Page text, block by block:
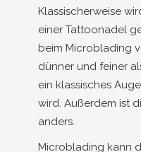
Klassischerweise
einer Tattoonadel
beim Microblading
dünner und feiner
ein klassisches
wird. Außerdem ist
anders.
Microblading kann